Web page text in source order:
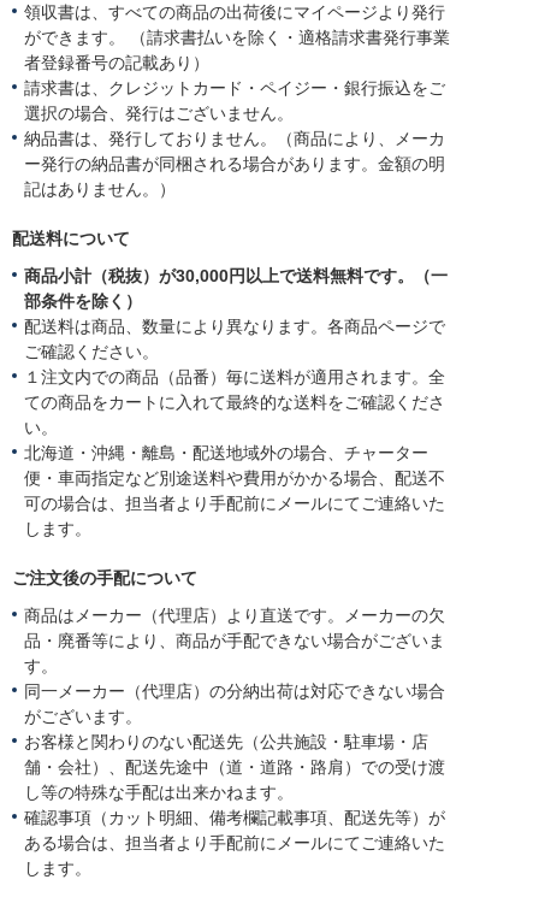
領収書は、すべての商品の出荷後にマイページより発行
ができます。 （請求書払いを除く・適格請求書発行事業
者登録番号の記載あり）
請求書は、クレジットカード・ペイジー・銀行振込をご
選択の場合、発行はございません。
納品書は、発行しておりません。（商品により、メーカ
ー発行の納品書が同梱される場合があります。金額の明
記はありません。）
配送料について
商品小計（税抜）が30,000円以上で送料無料です。（一
部条件を除く）
配送料は商品、数量により異なります。各商品ページで
ご確認ください。
１注文内での商品（品番）毎に送料が適用されます。全
ての商品をカートに入れて最終的な送料をご確認くださ
い。
北海道・沖縄・離島・配送地域外の場合、チャーター
便・車両指定など別途送料や費用がかかる場合、配送不
可の場合は、担当者より手配前にメールにてご連絡いた
します。
ご注文後の手配について
商品はメーカー（代理店）より直送です。メーカーの欠
品・廃番等により、商品が手配できない場合がございま
す。
同一メーカー（代理店）の分納出荷は対応できない場合
がございます。
お客様と関わりのない配送先（公共施設・駐車場・店
舗・会社）、配送先途中（道・道路・路肩）での受け渡
し等の特殊な手配は出来かねます。
確認事項（カット明細、備考欄記載事項、配送先等）が
ある場合は、担当者より手配前にメールにてご連絡いた
します。